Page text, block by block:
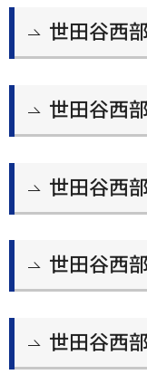
世田谷西
世田谷西
世田谷西
世田谷西
世田谷西